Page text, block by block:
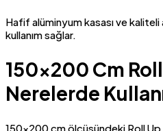
Hafif alüminyum kasası ve
kullanım sağlar.
150×200 Cm
Nerelerde
150×200 cm ölçüsündeki Roll